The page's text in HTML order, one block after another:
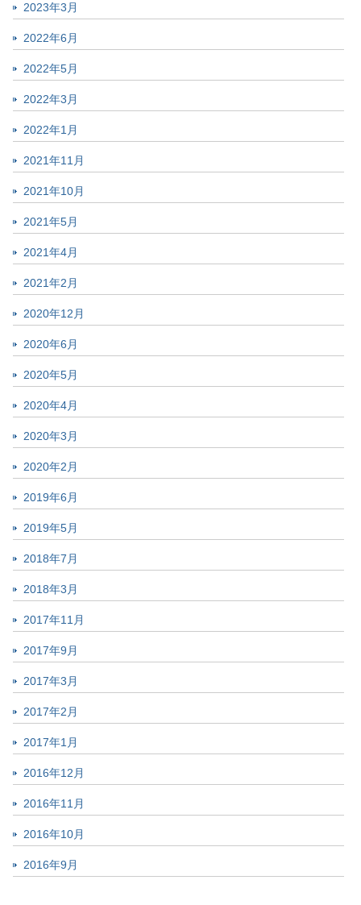
2023年3月
2022年6月
2022年5月
2022年3月
2022年1月
2021年11月
2021年10月
2021年5月
2021年4月
2021年2月
2020年12月
2020年6月
2020年5月
2020年4月
2020年3月
2020年2月
2019年6月
2019年5月
2018年7月
2018年3月
2017年11月
2017年9月
2017年3月
2017年2月
2017年1月
2016年12月
2016年11月
2016年10月
2016年9月